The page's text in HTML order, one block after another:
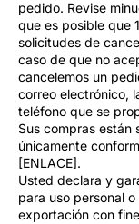
pedido. Revise
que es posible que
solicitudes de
caso de que no
cancelemos un
correo electrónico,
teléfono que se
Sus compras están
únicamente
[ENLACE].
Usted declara y
para uso personal
exportación con